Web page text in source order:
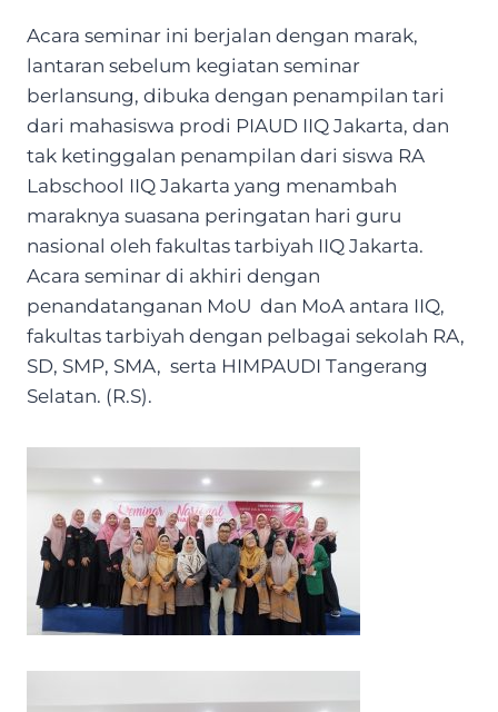
Acara seminar ini berjalan dengan marak,
lantaran sebelum kegiatan seminar
berlansung, dibuka dengan penampilan tari
dari mahasiswa prodi PIAUD IIQ Jakarta, dan
tak ketinggalan penampilan dari siswa RA
Labschool IIQ Jakarta yang menambah
maraknya suasana peringatan hari guru
nasional oleh fakultas tarbiyah IIQ Jakarta.
Acara seminar di akhiri dengan
penandatanganan MoU dan MoA antara IIQ,
fakultas tarbiyah dengan pelbagai sekolah RA,
SD, SMP, SMA, serta HIMPAUDI Tangerang
Selatan. (R.S).